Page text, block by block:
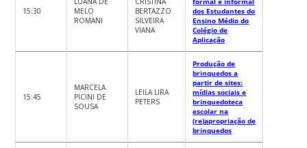
15:30
MELO
ROMANI
BERTAZZO
SILVEIRA
VIANA
dos Estudantes do
Ensino Médio do
Colégio de
Aplicação
15:45
MARCELA
PICINI DE
SOUSA
LEILA LIRA
PETERS
Produção de
brinquedos a
partir de sites:
mídias sociais e
brinquedoteca
escolar na
(re)apropriação de
brinquedos